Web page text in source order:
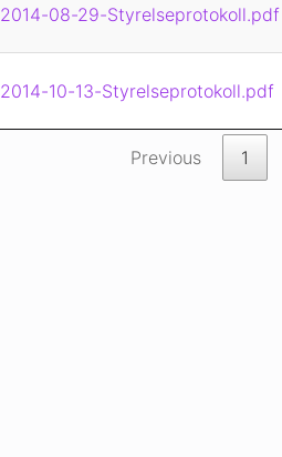
2014-08-29-Styrelseprotokoll.pdf
2014-10-13-Styrelseprotokoll.pdf
Previous 1